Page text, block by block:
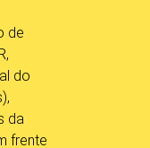
de
do
da
frente